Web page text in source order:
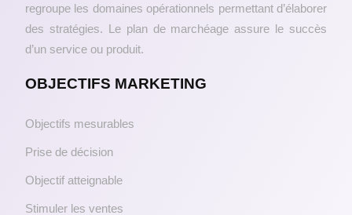
regroupe les domaines opérationnels permettant d’élaborer
des stratégies. Le plan de marchéage assure le succès
d’un service ou produit.
OBJECTIFS MARKETING
Objectifs mesurables
Prise de décision
Objectif atteignable
Stimuler les ventes